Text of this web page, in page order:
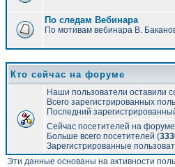
По следам Вебинара
По мотивам вебинара В.
Кто сейчас на форуме
Наши пользователи оставили
Всего зарегистрированных
Последний
Сейчас посетителей на
Больше всего посетителей (
Зарегистрированные
Эти данные основаны на активности